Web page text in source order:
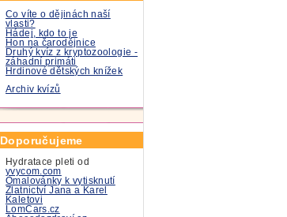
Co víte o dějinách naší
vlasti?
Hádej, kdo to je
Hon na čarodějnice
Druhý kvíz z kryptozoologie -
záhadní primáti
Hrdinové dětských knížek
Archiv kvízů
Doporučujeme
Hydratace pleti od
yvycom.com
Omalovánky k vytisknutí
Zlatnictví Jana a Karel
Kaletovi
LomCars.cz